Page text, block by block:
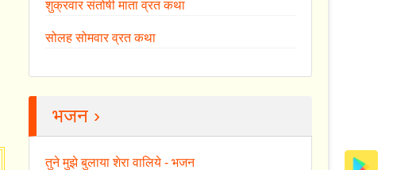
शुक्रवार संतोषी माता व्रत कथा
सोलह सोमवार व्रत कथा
भजन ›
तुने मुझे बुलाया शेरा वालिये - भजन